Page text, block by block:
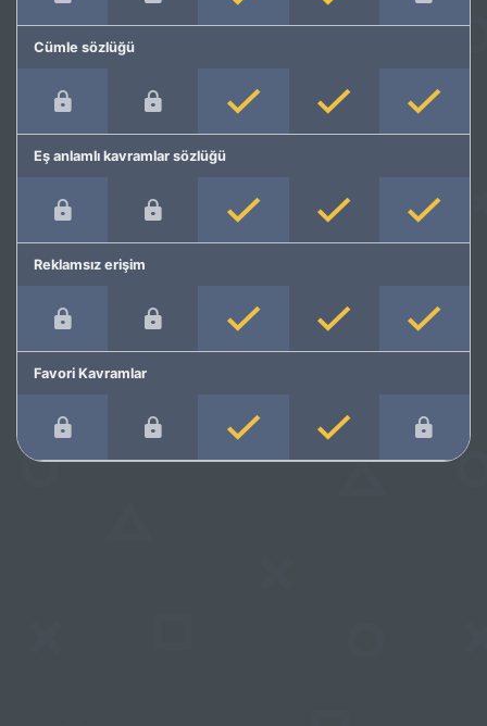
Cümle sözlüğü
Eş anlamlı kavramlar sözlüğü
Reklamsız erişim
Favori Kavramlar